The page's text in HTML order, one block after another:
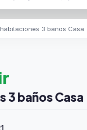
3 baños Casa
3 baños Casa